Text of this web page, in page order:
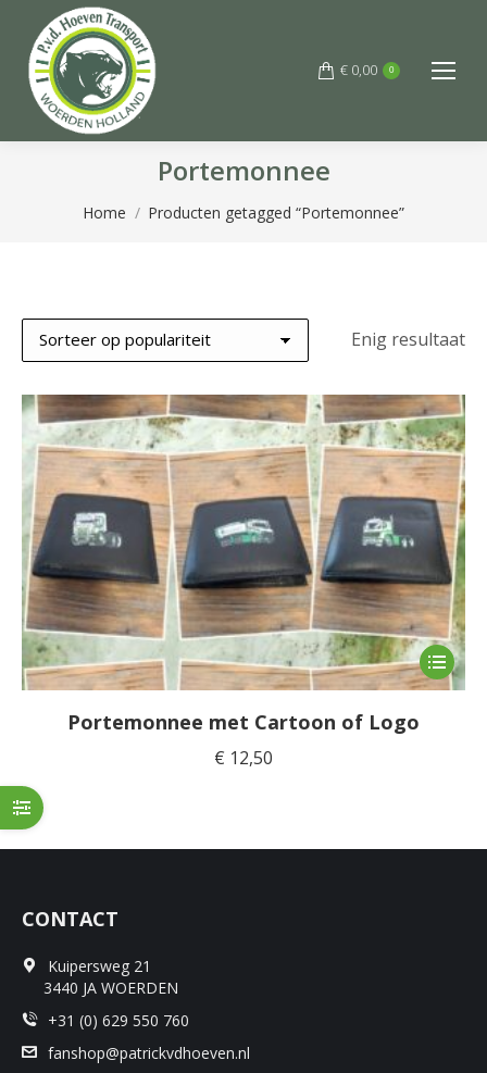
€ 0,00 0
Portemonnee
Je bent hier:
Home Producten getagged “Portemonnee”
Enig resultaat
Dit
product
kan
Portemonnee met Cartoon of Logo
€ 12,50
CONTACT
Kuipersweg 21
3440 JA WOERDEN
+31 (0) 629 550 760
fanshop@patrickvdhoeven.nl